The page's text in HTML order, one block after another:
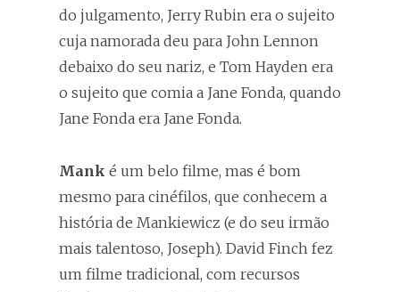
do julgamento, Jerry Rubin era o sujeito
cuja namorada deu para John Lennon
debaixo do seu nariz, e Tom Hayden era
o sujeito que comia a Jane Fonda, quando
Jane Fonda era Jane Fonda.
Mank é um belo filme, mas é bom
mesmo para cinéfilos, que conhecem a
história de Mankiewicz (e do seu irmão
mais talentoso, Joseph). David Finch fez
um filme tradicional, com recursos